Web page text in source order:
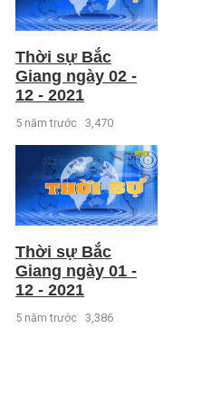
Thời sự Bắc
Giang ngày 02 -
12 - 2021
5 năm trước 3,470
Thời sự Bắc
Giang ngày 01 -
12 - 2021
5 năm trước 3,386